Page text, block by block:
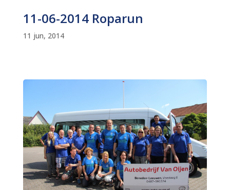
11-06-2014 Roparun
11 jun, 2014